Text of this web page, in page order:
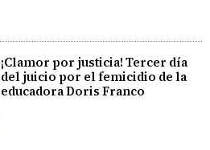
¡Clamor por justicia! Tercer día
del juicio por el femicidio de la
educadora Doris Franco